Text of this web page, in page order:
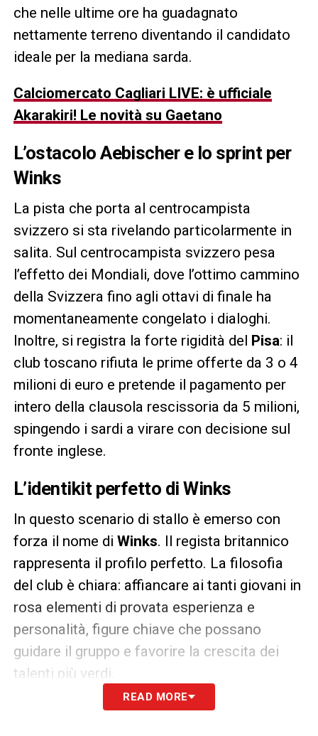
che nelle ultime ore ha guadagnato
nettamente terreno diventando il candidato
ideale per la mediana sarda.
Calciomercato Cagliari LIVE: è ufficiale
Akarakiri! Le novità su Gaetano
L’ostacolo Aebischer e lo sprint per
Winks
La pista che porta al centrocampista
svizzero si sta rivelando particolarmente in
salita. Sul centrocampista svizzero pesa
l’effetto dei Mondiali, dove l’ottimo cammino
della Svizzera fino agli ottavi di finale ha
momentaneamente congelato i dialoghi.
Inoltre, si registra la forte rigidità del Pisa: il
club toscano rifiuta le prime offerte da 3 o 4
milioni di euro e pretende il pagamento per
intero della clausola rescissoria da 5 milioni,
spingendo i sardi a virare con decisione sul
fronte inglese.
L’identikit perfetto di Winks
In questo scenario di stallo è emerso con
forza il nome di Winks. Il regista britannico
rappresenta il profilo perfetto. La filosofia
del club è chiara: affiancare ai tanti giovani in
rosa elementi di provata esperienza e
personalità, figure chiave che possano
guidare il gruppo e favorire la crescita dei
talenti più verdi.
La centralità di Winks nelle strategie
READ MORE